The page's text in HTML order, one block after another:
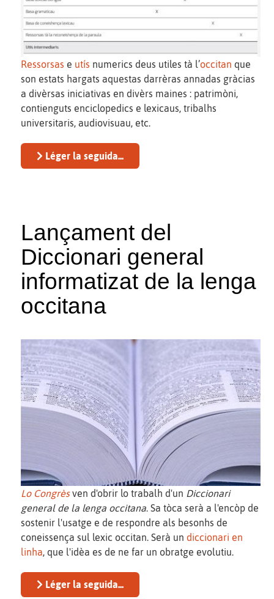
Ressorsas e utís numerics deus utiles tà l’occitan que
son estats hargats aquestas darrèras annadas gràcias
a divèrsas iniciativas en divèrs maines : patrimòni,
contienguts enciclopedics e lexicaus, tribalhs
universitaris, audiovisuau, etc.
Léger la seguida...
Lançament del
Diccionari general
informatizat de la lenga
occitana
Lo Congrèsven d'obrir lo trabalh d'un Diccionari
general de la lenga occitana. Sa tòca serà a l'encòp de
sostenir l'usatge e de respondre als besonhs de
coneissença sul lexic occitan. Serà un diccionari en
linha, que l'idèa es de ne far un obratge evolutiu.
Léger la seguida...